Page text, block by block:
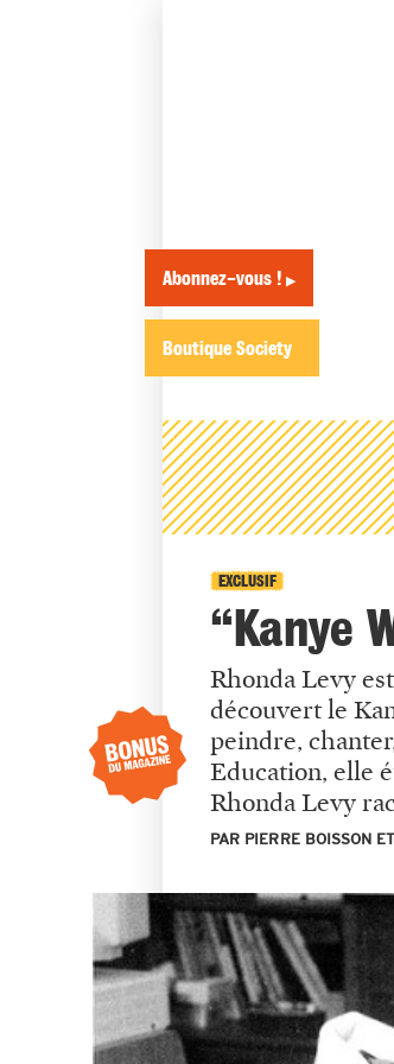
Abonnez-vous ! ▶
Boutique Society
EXCLUSIF
“Kanye
Rhonda Levy
découvert le
peindre,
Education, elle
Rhonda Levy
PAR PIERRE BOISSON